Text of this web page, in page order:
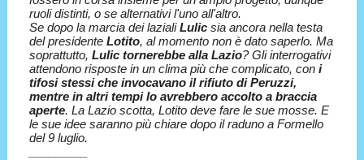
ruoli distinti, o se alternativi l'uno all'altro.
Se dopo la marcia dei lazialiLulic sia ancora nella testa
del presidenteLotito, al momento non è dato saperlo. Ma
soprattutto,Lulic tornerebbe alla Lazio? Gli interrogativi
attendono risposte in un clima più che complicato, con i
tifosi stessi che invocavano il rifiuto di Peruzzi,
mentre in altri tempi lo avrebbero accolto a braccia
aperte. La Lazio scotta, Lotito deve fare le sue mosse. E
le sue idee saranno più chiare dopo il raduno a Formello
del 9 luglio.